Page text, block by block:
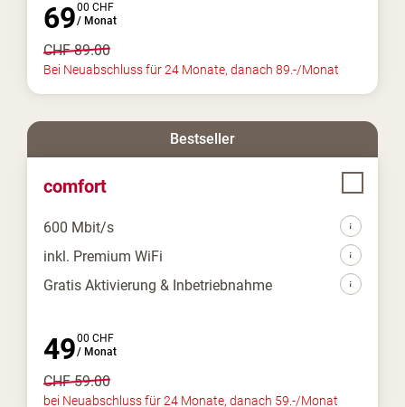
6900 CHF
/ Monat
CHF89.00
Bei Neuabschluss für 24 Monate, danach 89.-/Monat
Bestseller
comfort
600 Mbit/s
inkl. Premium WiFi
Gratis Aktivierung & Inbetriebnahme
4900 CHF
/ Monat
CHF59.00
bei Neuabschluss für 24 Monate, danach 59.-/Monat